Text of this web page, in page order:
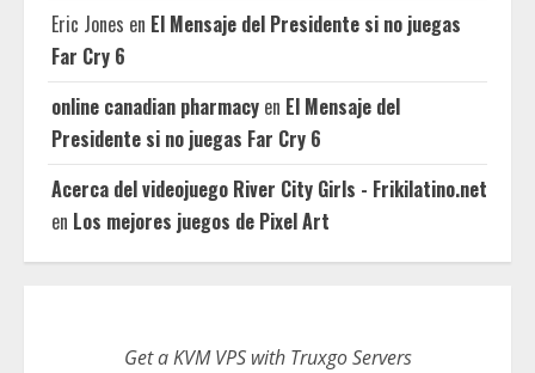
Eric Jones en El Mensaje del Presidente si no juegas
Far Cry 6
online canadian pharmacy en El Mensaje del
Presidente si no juegas Far Cry 6
Acerca del videojuego River City Girls - Frikilatino.net
en Los mejores juegos de Pixel Art
Get a KVM VPS with Truxgo Servers